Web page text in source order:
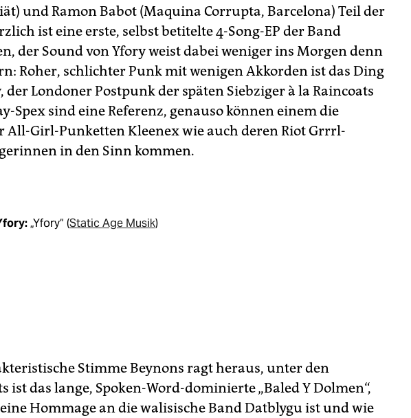
und Ramon Babot (Maquina Corrupta, Barcelona) Teil der
ist eine erste, selbst betitelte 4-Song-EP der Band
der Sound von Yfory weist dabei weniger ins Morgen denn
Roher, schlichter Punk mit wenigen Akkorden ist das Ding
der Londoner Postpunk der späten Siebziger à la Raincoats
Spex sind eine Referenz, genauso können einem die
All-Girl-Punketten Kleenex wie auch deren Riot Grrrl-
in den Sinn kommen.
„Yfory“ (Static Age Musik)
Stimme Beynons ragt heraus, unter den
ist das lange, Spoken-Word-dominierte „Baled Y Dolmen“,
Hommage an die walisische Band Datblygu ist und wie